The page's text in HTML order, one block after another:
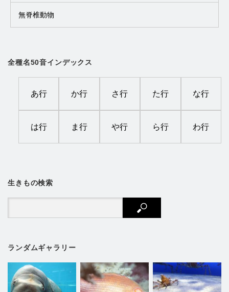
無脊椎動物
全種名50音インデックス
あ行 か行 さ行 た行 な行
は行 ま行 や行 ら行 わ行
生きもの検索
ランダムギャラリー